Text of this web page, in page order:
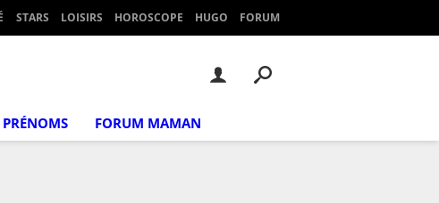
STARS LOISIRS HOROSCOPE HUGO FORUM
PRÉNOMS FORUM MAMAN